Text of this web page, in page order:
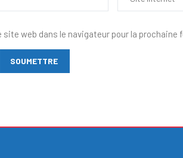
web dans le navigateur pour la prochaine